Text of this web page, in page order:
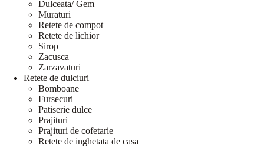
Dulceata/ Gem
Muraturi
Retete de compot
Retete de lichior
Sirop
Zacusca
Zarzavaturi
Retete de dulciuri
Bomboane
Fursecuri
Patiserie dulce
Prajituri
Prajituri de cofetarie
Retete de inghetata de casa